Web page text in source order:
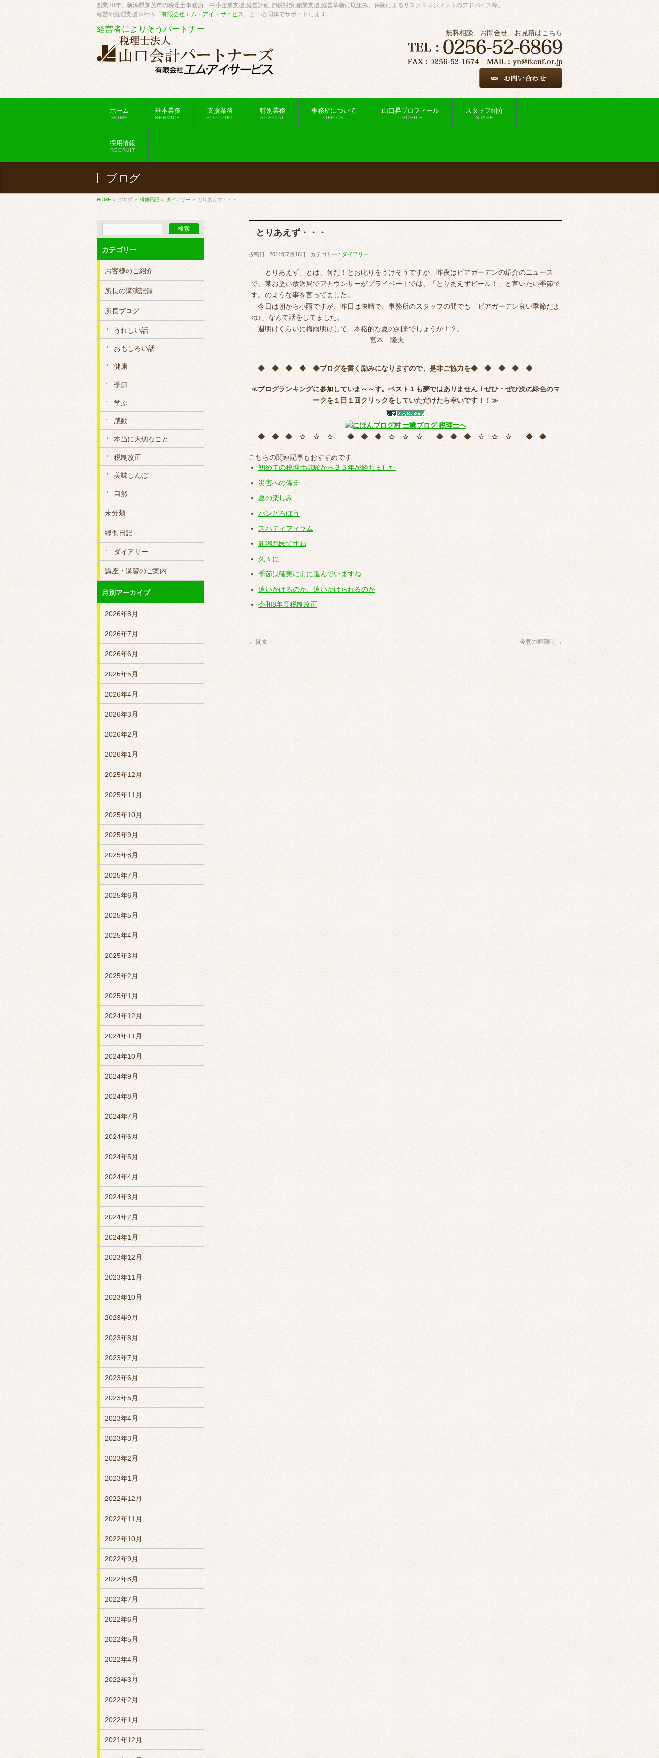
創業30年、新潟県加茂市の税理士事務所。中小企業支援,経営計画,節税対策,創業支援,経営革新に取組み、保険によるリスクマネジメントのアドバイス等。
経営や経理支援を行う「 有限会社エム・アイ・サービス 」と一心同体でサポートします。
経営者によりそうパートナー 無料相談、お問合せ、お見積はこちら
ホーム
HOME
基本業務
SERVICE
支援業務
SUPPORT
特別業務
SPECIAL
事務所について
OFFICE
山口昇プロフィール
PROFILE
スタッフ紹介
STAFF
採用情報
RECRUIT
ブログ
HOME » ブログ » 縁側日記 » ダイアリー » とりあえず・・・
とりあえず・・・
投稿日 : 2014年7月16日 カテゴリー : ダイアリー
「とりあえず」とは、何だ！とお叱りをうけそうですが、昨夜はビアガーデンの紹介のニュース
で、某お堅い放送局でアナウンサーがプライベートでは、「とりあえずビール！」と言いたい季節で
す。のような事を言ってました。
今日は朝から小雨ですが、昨日は快晴で、事務所のスタッフの間でも「ビアガーデン良い季節だよ
ね↑」なんて話をしてました。
週明けくらいに梅雨明けして、本格的な夏の到来でしょうか！？。
宮本 隆夫
◆ ◆ ◆ ◆ ◆ブログを書く励みになりますので、是非ご協力を◆ ◆ ◆ ◆ ◆
≪ブログランキングに参加していま～～す。ベスト１も夢ではありません！ぜひ・ぜひ次の緑色のマ
ークを１日１回クリックをしていただけたら幸いです！！≫
◆ ◆ ◆ ☆ ☆ ☆ ◆ ◆ ◆ ☆ ☆ ☆ ◆ ◆ ◆ ☆ ☆ ☆ ◆ ◆
こちらの関連記事もおすすめです！
初めての税理士試験から３５年が経ちました
災害への備え
夏の楽しみ
パンどろぼう
スパティフィラム
新潟県民ですね
久々に
季節は確実に前に進んでいますね
追いかけるのか、追いかけられるのか
令和8年度税制改正
← 間食 今朝の通勤時 →
カテゴリー
お客様のご紹介
所長の講演記録
所長ブログ
うれしい話
おもしろい話
健康
季節
学ぶ
感動
本当に大切なこと
税制改正
美味しんぼ
自然
未分類
縁側日記
ダイアリー
講座・講習のご案内
月別アーカイブ
2026年8月
2026年7月
2026年6月
2026年5月
2026年4月
2026年3月
2026年2月
2026年1月
2025年12月
2025年11月
2025年10月
2025年9月
2025年8月
2025年7月
2025年6月
2025年5月
2025年4月
2025年3月
2025年2月
2025年1月
2024年12月
2024年11月
2024年10月
2024年9月
2024年8月
2024年7月
2024年6月
2024年5月
2024年4月
2024年3月
2024年2月
2024年1月
2023年12月
2023年11月
2023年10月
2023年9月
2023年8月
2023年7月
2023年6月
2023年5月
2023年4月
2023年3月
2023年2月
2023年1月
2022年12月
2022年11月
2022年10月
2022年9月
2022年8月
2022年7月
2022年6月
2022年5月
2022年4月
2022年3月
2022年2月
2022年1月
2021年12月